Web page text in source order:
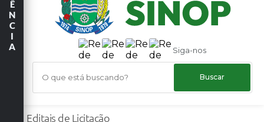
Siga-nos
O que está buscando?
Ê
N
C
I
A
Editais de Licitação